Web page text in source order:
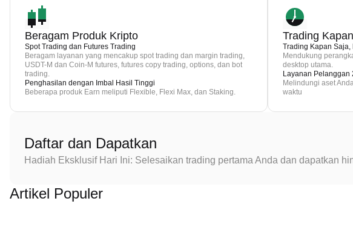
Beragam Produk Kripto
Spot Trading dan Futures Trading
Beragam layanan yang mencakup spot trading dan margin trading,
USDT-M dan Coin-M futures, futures copy trading, options, dan bot
trading.
Penghasilan dengan Imbal Hasil Tinggi
Beberapa produk Earn meliputi Flexible, Flexi Max, dan Staking.
Trading
Trading Kapan Saja,
Mendukung
desktop utama.
Layanan Pelanggan
Melindungi aset
waktu
Daftar dan Dapatkan
Hadiah Eksklusif Hari Ini: Selesaikan trading pertama Anda dan dapatkan
Artikel Populer